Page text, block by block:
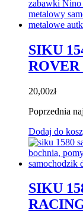
SIKU
ROVER
20,00zł
Poprzednia
Dodaj do
SIKU